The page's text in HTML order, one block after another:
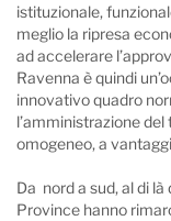
istituzionale,
meglio la ripresa
ad accelerare
Ravenna è quindi
innovativo quadro
l’amministrazione
omogeneo, a
Da nord a sud, al di
Province hanno